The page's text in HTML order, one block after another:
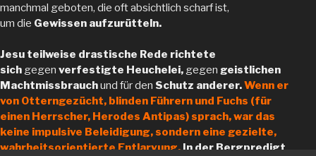
manchmal geboten, die oft absichtlich scharf ist,
um die Gewissen aufzurütteln.
Jesu teilweise drastische Rede richtete
sich gegen verfestigte Heuchelei, gegen geistlichen
Machtmissbrauchund für den Schutz anderer.Wenn er
von Otterngezücht, blinden Führern und Fuchs (für
einen Herrscher, Herodes Antipas) sprach, war das
keine impulsive Beleidigung, sondern eine gezielte,
wahrheitsorientierte Entlarvung. In der Bergpredigt